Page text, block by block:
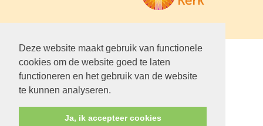
Deze website maakt gebruik van functionele
cookies om de website goed te laten
functioneren en het gebruik van de website
te kunnen analyseren.
Ja, ik accepteer cookies